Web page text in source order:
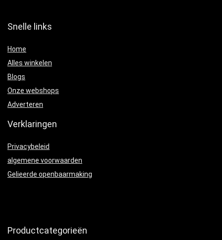
Snelle links
Home
Alles winkelen
Blogs
Onze webshops
Adverteren
Verklaringen
Privacybeleid
algemene voorwaarden
Gelieerde openbaarmaking
Productcategorieën